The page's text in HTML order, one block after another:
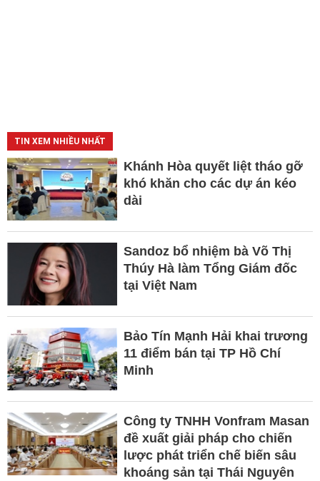
TIN XEM NHIỀU NHẤT
Khánh Hòa quyết liệt tháo gỡ
khó khăn cho các dự án kéo
dài
Sandoz bổ nhiệm bà Võ Thị
Thúy Hà làm Tổng Giám đốc
tại Việt Nam
Bảo Tín Mạnh Hải khai trương
11 điểm bán tại TP Hồ Chí
Minh
Công ty TNHH Vonfram Masan
đề xuất giải pháp cho chiến
lược phát triển chế biến sâu
khoáng sản tại Thái Nguyên